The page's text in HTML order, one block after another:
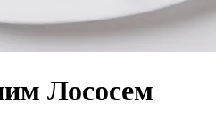
Лососем